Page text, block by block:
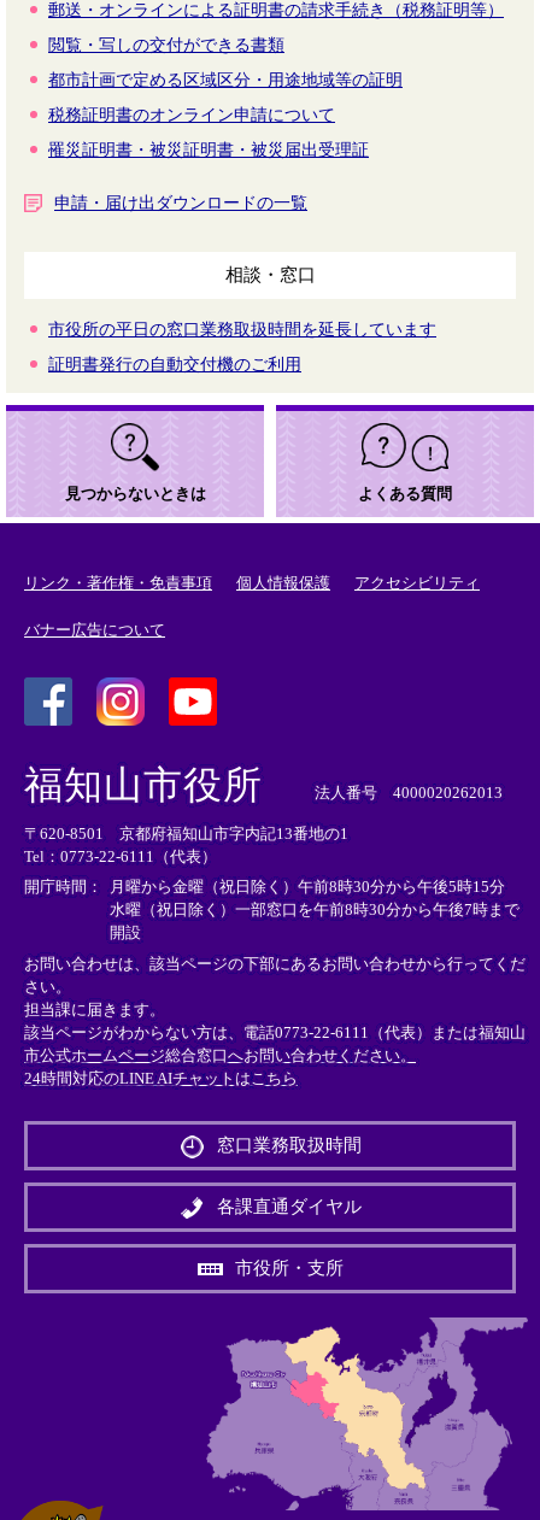
郵送・オンラインによる証明書の請求手続き（税務証明等）
閲覧・写しの交付ができる書類
都市計画で定める区域区分・用途地域等の証明
税務証明書のオンライン申請について
罹災証明書・被災証明書・被災届出受理証
申請・届け出ダウンロードの一覧
相談・窓口
市役所の平日の窓口業務取扱時間を延長しています
証明書発行の自動交付機のご利用
見つからないときは よくある質問
リンク・著作権・免責事項 個人情報保護 アクセシビリティ
バナー広告について
外
部
リ
ン
ク
＞
外
リ
ン
ク
＞
外
部
ン
ク
＞
福知山市役所 法人番号 4000020262013
〒620-8501 京都府福知山市字内記13番地の1
Tel：0773-22-6111（代表）
開庁時間：
月曜から金曜（祝日除く）午前8時30分から午後5時15分
水曜（祝日除く）一部窓口を午前8時30分から午後7時まで
開設
お問い合わせは、該当ページの下部にあるお問い合わせから行ってくだ
さい。
担当課に届きます。
該当ページがわからない方は、電話0773-22-6111（代表）または福知山
市公式ホームページ総合窓口へお問い合わせください。
24時間対応のLINE AIチャットはこちら
外
リ
ン
＞
窓口業務取扱時間
各課直通ダイヤル
市役所・支所